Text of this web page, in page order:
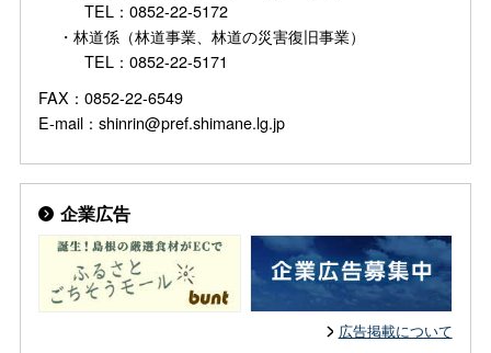
TEL：0852-22-5172
・林道係（林道事業、林道の災害復旧事業）
TEL：0852-22-5171
FAX：0852-22-6549
E-mail：shinrin@pref.shimane.lg.jp
企業広告
広告掲載について